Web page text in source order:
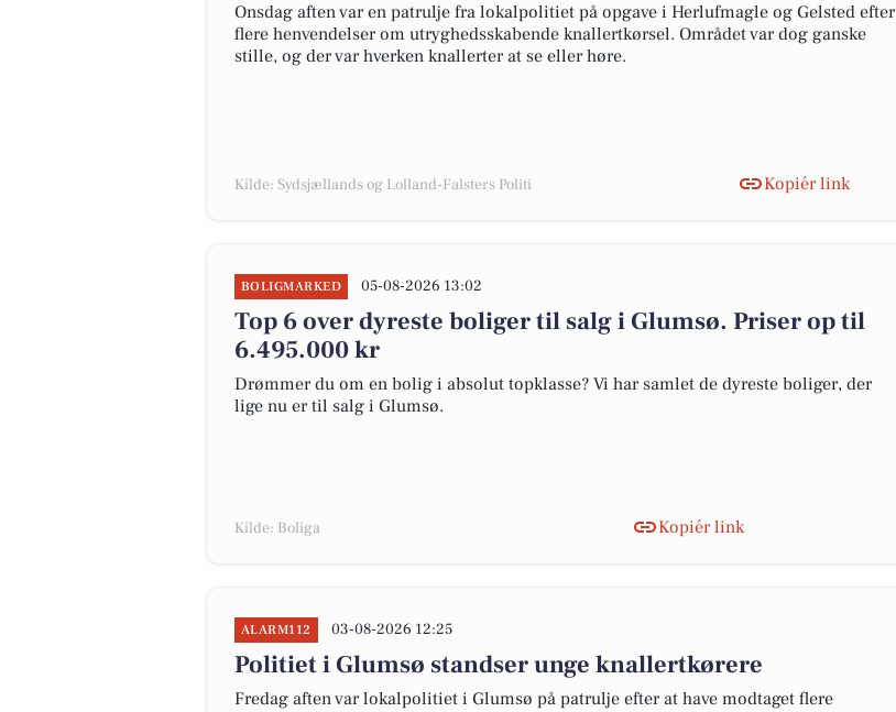
Onsdag aften var en patrulje fra lokalpolitiet på opgave i Herlufmagle og Gelsted efter
flere henvendelser om utryghedsskabende knallertkørsel. Området var dog ganske
stille, og der var hverken knallerter at se eller høre.
Kilde: Sydsjællands og Lolland-Falsters Politi Kopiér link
BOLIGMARKED 05-08-2026 13:02
Top 6 over dyreste boliger til salg i Glumsø. Priser op til
6.495.000 kr
Drømmer du om en bolig i absolut topklasse? Vi har samlet de dyreste boliger, der
lige nu er til salg i Glumsø.
Kilde: Boliga Kopiér link
ALARM112 03-08-2026 12:25
Politiet i Glumsø standser unge knallertkørere
Fredag aften var lokalpolitiet i Glumsø på patrulje efter at have modtaget flere